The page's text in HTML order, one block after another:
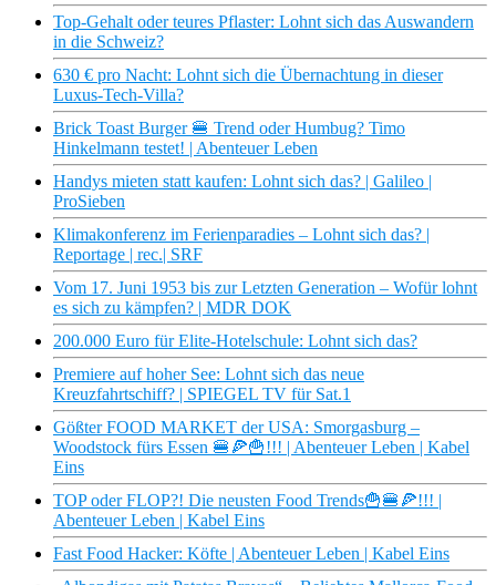
Top-Gehalt oder teures Pflaster: Lohnt sich das Auswandern
in die Schweiz?
630 € pro Nacht: Lohnt sich die Übernachtung in dieser
Luxus-Tech-Villa?
Brick Toast Burger 🍔 Trend oder Humbug? Timo
Hinkelmann testet! | Abenteuer Leben
Handys mieten statt kaufen: Lohnt sich das? | Galileo |
ProSieben
Klimakonferenz im Ferienparadies – Lohnt sich das? |
Reportage | rec.| SRF
Vom 17. Juni 1953 bis zur Letzten Generation – Wofür lohnt
es sich zu kämpfen? | MDR DOK
200.000 Euro für Elite-Hotelschule: Lohnt sich das?
Premiere auf hoher See: Lohnt sich das neue
Kreuzfahrtschiff? | SPIEGEL TV für Sat.1
Gößter FOOD MARKET der USA: Smorgasburg –
Woodstock fürs Essen 🍔🍕🍟!!! | Abenteuer Leben | Kabel
Eins
TOP oder FLOP?! Die neusten Food Trends🍟🍔🍕!!! |
Abenteuer Leben | Kabel Eins
Fast Food Hacker: Köfte | Abenteuer Leben | Kabel Eins